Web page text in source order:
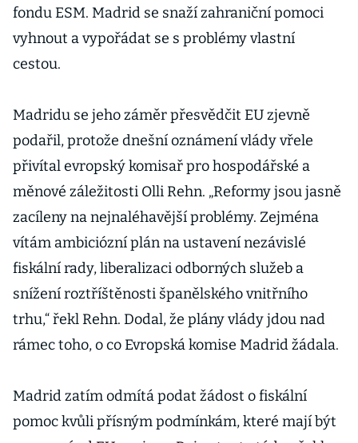
fondu ESM. Madrid se snaží zahraniční pomoci
vyhnout a vypořádat se s problémy vlastní
cestou.
Madridu se jeho záměr přesvědčit EU zjevně
podařil, protože dnešní oznámení vlády vřele
přivítal evropský komisař pro hospodářské a
měnové záležitosti Olli Rehn. „Reformy jsou jasně
zacíleny na nejnaléhavější problémy. Zejména
vítám ambiciózní plán na ustavení nezávislé
fiskální rady, liberalizaci odborných služeb a
snížení roztříštěnosti španělského vnitřního
trhu,“ řekl Rehn. Dodal, že plány vlády jdou nad
rámec toho, o co Evropská komise Madrid žádala.
Madrid zatím odmítá podat žádost o fiskální
pomoc kvůli přísným podmínkám, které mají být